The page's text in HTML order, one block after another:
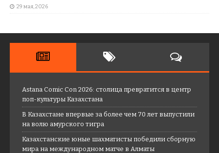
29 мая, 2026
Astana Comic Con 2026: столица превратится в центр
поп-культуры Казахстана
В Казахстане впервые за более чем 70 лет выпустили
на волю амурского тигра
Казахстанские юные шахматисты победили сборную
мира на международном матче в Алматы